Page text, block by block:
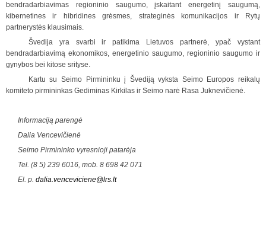
bendradarbiavimas regioninio saugumo, įskaitant energetinį saugumą,
kibernetines ir hibridines grėsmes, strateginės komunikacijos ir Rytų
partnerystės klausimais.
Švedija yra svarbi ir patikima Lietuvos partnerė, ypač vystant
bendradarbiavimą ekonomikos, energetinio saugumo, regioninio saugumo ir
gynybos bei kitose srityse.
Kartu su Seimo Pirmininku į Švediją vyksta Seimo Europos reikalų
komiteto pirmininkas Gediminas Kirkilas ir Seimo narė Rasa Juknevičienė.
Informaciją parengė
Dalia Vencevičienė
Seimo Pirmininko vyresnioji patarėja
Tel. (8 5) 239 6016, mob. 8 698 42 071
El. p. dalia.venceviciene@lrs.lt